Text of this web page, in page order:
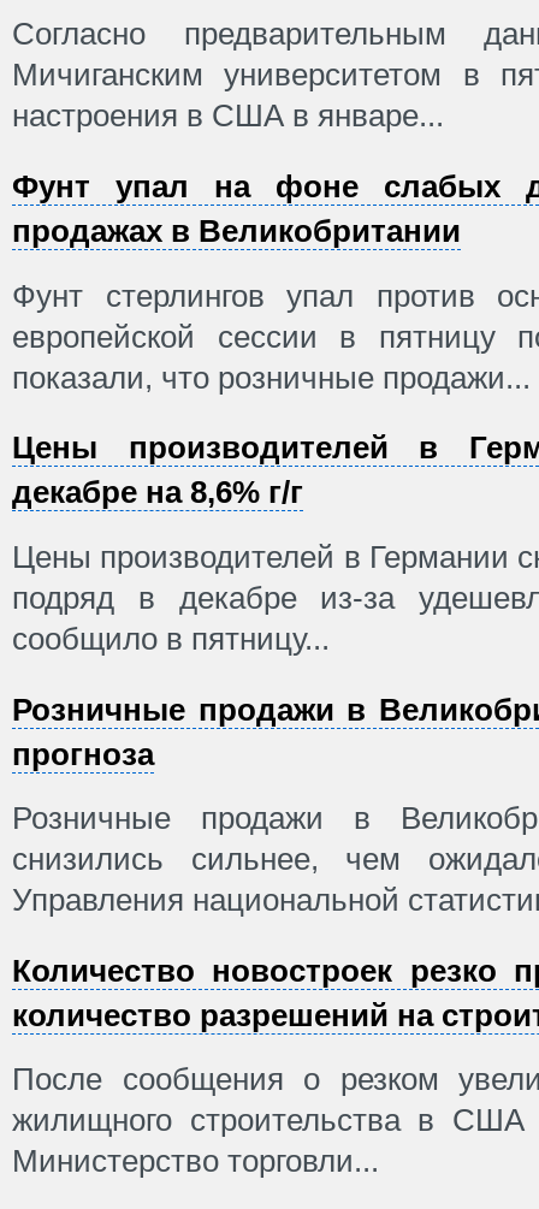
Согласно предварительным
Мичиганским университетом в
настроения в США в январе...
Фунт упал на фоне слабых
продажах в Великобритании
Фунт стерлингов упал против
европейской сессии в пятницу
показали, что розничные продажи...
Цены производителей в
декабре на 8,6% г/г
Цены производителей в Германии
подряд в декабре из-за
сообщило в пятницу...
Розничные продажи в
прогноза
Розничные продажи в
снизились сильнее, чем
Управления национальной
Количество новостроек резко
количество разрешений на
После сообщения о резком
жилищного строительства в
Министерство торговли...